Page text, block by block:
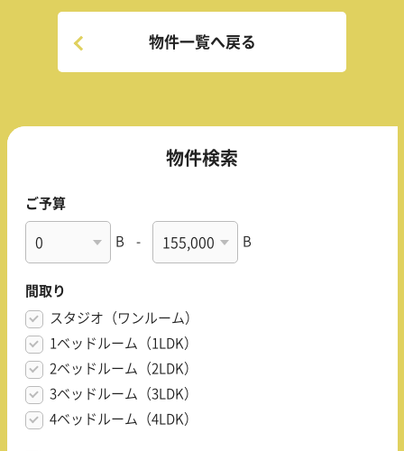
物件一覧へ戻る
物件検索
ご予算
B - B
間取り
スタジオ（ワンルーム）
1ベッドルーム（1LDK）
2ベッドルーム（2LDK）
3ベッドルーム（3LDK）
4ベッドルーム（4LDK）